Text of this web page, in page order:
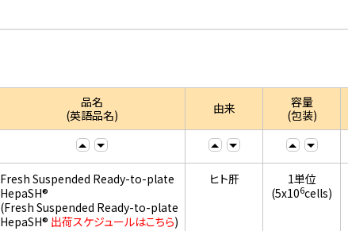
品名
(英語品名)
由来
容量
(包装)
Fresh Suspended Ready-to-plate
HepaSH®
(Fresh Suspended Ready-to-plate
HepaSH® 出荷スケジュールはこちら)
ヒト肝
1単位
(5x106cells)